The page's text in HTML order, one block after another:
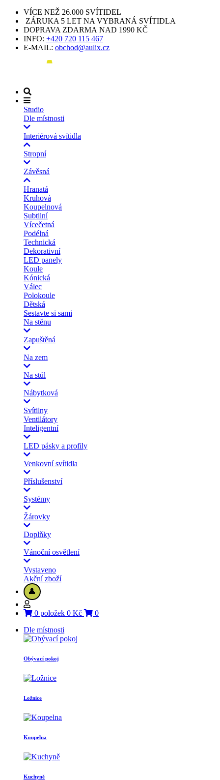
VÍCE NEŽ 26.000 SVÍTIDEL
ZÁRUKA 5 LET NA VYBRANÁ SVÍTIDLA
DOPRAVA ZDARMA NAD 1990 KČ
INFO: +420 720 115 467
E-MAIL: obchod@aulix.cz
Studio
Dle místnosti
Interiérová svítidla
Stropní
Závěsná
Hranatá
Kruhová
Koupelnová
Subtilní
Vícečetná
Podélná
Technická
Dekorativní
LED panely
Koule
Kónická
Válec
Polokoule
Dětská
Sestavte si sami
Na stěnu
Zapuštěná
Na zem
Na stůl
Nábytková
Svítilny
Ventilátory
Inteligentní
LED pásky a profily
Venkovní svítidla
Příslušenství
Systémy
Žárovky
Doplňky
Vánoční osvětlení
Vystaveno
Akční zboží
👤
0 položek 0 Kč
0
Dle místnosti
Obývací pokoj
Ložnice
Koupelna
Kuchyně